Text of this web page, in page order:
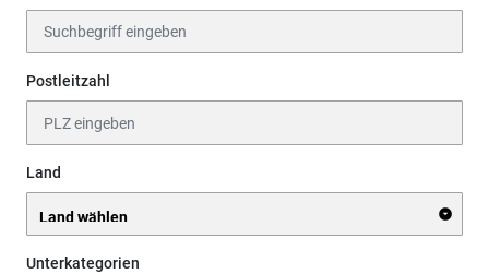
Postleitzahl
Land
Unterkategorien